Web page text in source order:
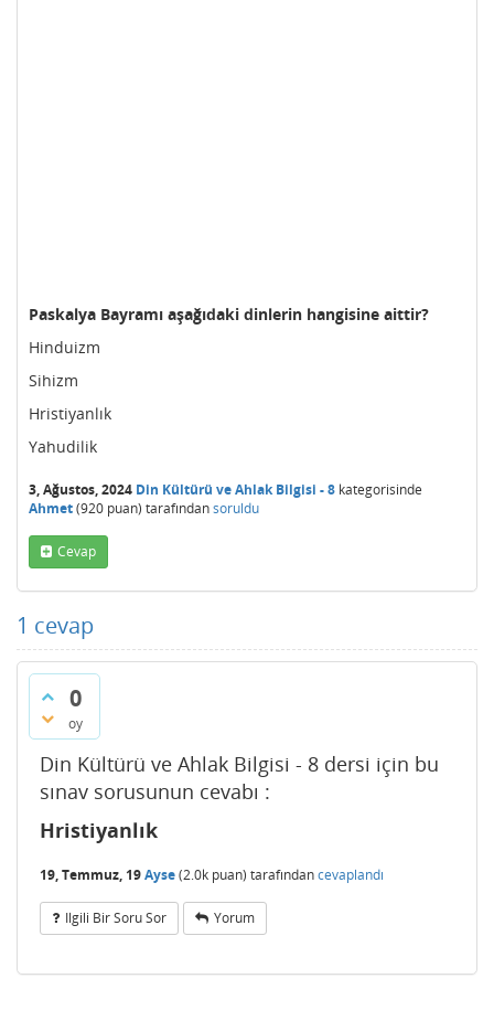
Paskalya Bayramı aşağıdaki dinlerin hangisine aittir?
Hinduizm
Sihizm
Hristiyanlık
Yahudilik
3, Ağustos, 2024 Din Kültürü ve Ahlak Bilgisi - 8 kategorisinde
Ahmet(920 puan) tarafındansoruldu
Cevap
1 cevap
0
oy
Din Kültürü ve Ahlak Bilgisi - 8 dersi için bu
sınav sorusunun cevabı :
Hristiyanlık
19, Temmuz, 19Ayse(2.0k puan) tarafındancevaplandı
Ilgili Bir Soru Sor Yorum